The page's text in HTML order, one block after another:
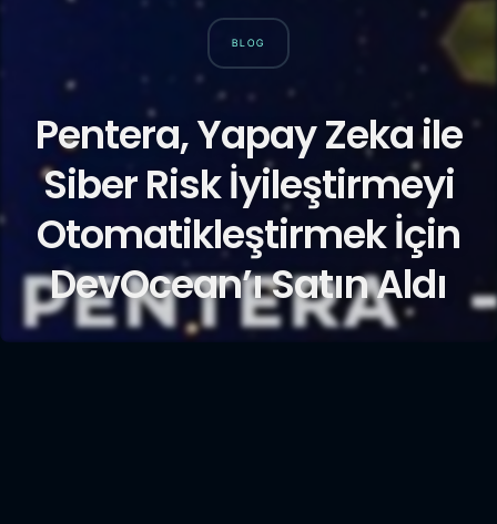
BLOG
Pentera, Yapay Zeka ile
Siber Risk İyileştirmeyi
Otomatikleştirmek İçin
DevOcean’ı Satın Aldı